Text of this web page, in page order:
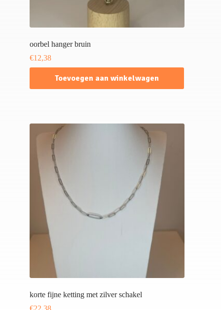
oorbel hanger bruin
€12,38
Toevoegen aan winkelwagen
korte fijne ketting met zilver schakel
€22,38